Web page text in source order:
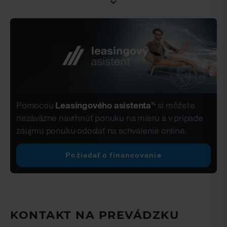
Štvorzónová klimatizácia
Senzor kvality vzduchu
Systém čistenia vzduchu v kabíne Pro
Rozdeľovacia sieť do batožinového priestoru
Kovové prahové lišty s podsvieteným nápisom
Autobiography
Elektrické otváranie/zatváranie okien jediným
Zadná stredová lakťová opierka
Predné a zadné madlá
Držiaky na poháre vpredu a vzadu
Úložný priestor v predných dverách
Horná doplnková schránka pred spolujazdcom
Háčik na nákupnú tašku
Pomocou Leasingového asistentaTL si môžete
nezáväzne navrhnúť ponuku na mieru a v prípade
záujmu ponuku odoslať na schválenie online.
Požiadať o financovanie
KONTAKT NA PREVÁDZKU